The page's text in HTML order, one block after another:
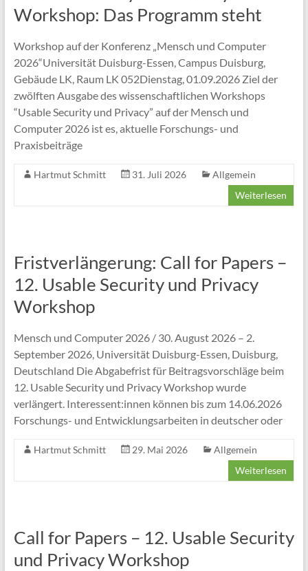
des
BMBF-
geförderten
Verbundvorhabens
D’accord
Workshop: Das Programm steht
Workshop auf der Konferenz „Mensch und Computer
2026“Universität Duisburg-Essen, Campus Duisburg,
Gebäude LK, Raum LK 052Dienstag, 01.09.2026 Ziel der
zwölften Ausgabe des wissenschaftlichen Workshops
“Usable Security und Privacy” auf der Mensch und
Computer 2026 ist es, aktuelle Forschungs- und
Praxisbeiträge
Hartmut Schmitt 31. Juli 2026
Allgemein
Weiterlesen
Fristverlängerung: Call for Papers –
12. Usable Security und Privacy
Workshop
Mensch und Computer 2026 / 30. August 2026 – 2.
September 2026, Universität Duisburg-Essen, Duisburg,
Deutschland Die Abgabefrist für Beitragsvorschläge beim
12. Usable Security und Privacy Workshop wurde
verlängert. Interessent:innen können bis zum 14.06.2026
Forschungs- und Entwicklungsarbeiten in deutscher oder
Hartmut Schmitt 29. Mai 2026
Allgemein
Weiterlesen
Call for Papers – 12. Usable Security
und Privacy Workshop